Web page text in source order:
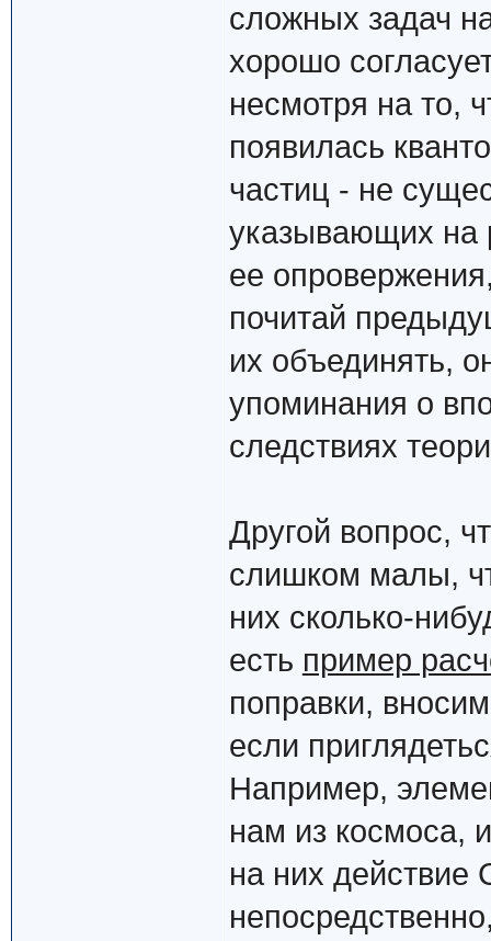
сложных задач
хорошо
несмотря на то,
появилась
частиц - не
указывающих на
ее
почитай
их объединять,
упоминания о
следствиях
Другой вопрос,
слишком малы,
них сколько-
есть пример
поправки,
если
Например,
нам из космоса,
на них действие